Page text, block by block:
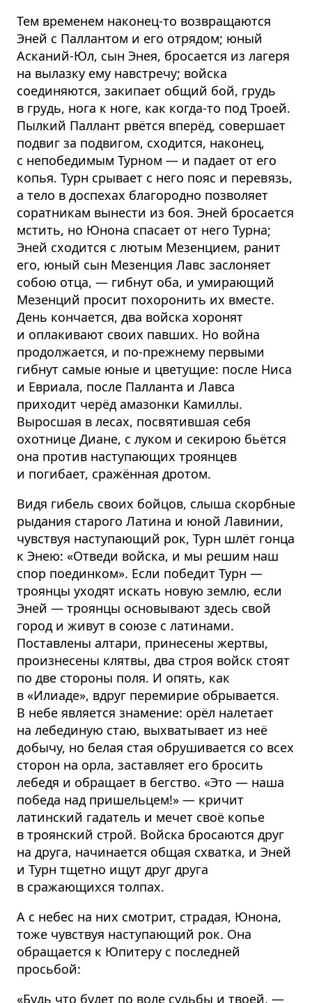
Тем временем наконец-то возвращаются
Эней с Паллантом и его отрядом; юный
Асканий-Юл, сын Энея, бросается из лагеря
на вылазку ему навстречу; войска
соединяются, закипает общий бой, грудь
в грудь, нога к ноге, как когда-то под Троей.
Пылкий Паллант рвётся вперёд, совершает
подвиг за подвигом, сходится, наконец,
с непобедимым Турном — и падает от его
копья. Турн срывает с него пояс и перевязь,
а тело в доспехах благородно позволяет
соратникам вынести из боя. Эней бросается
мстить, но Юнона спасает от него Турна;
Эней сходится с лютым Мезенцием, ранит
его, юный сын Мезенция Лавс заслоняет
собою отца, — гибнут оба, и умирающий
Мезенций просит похоронить их вместе.
День кончается, два войска хоронят
и оплакивают своих павших. Но война
продолжается, и по-прежнему первыми
гибнут самые юные и цветущие: после Ниса
и Евриала, после Палланта и Лавса
приходит черёд амазонки Камиллы.
Выросшая в лесах, посвятившая себя
охотнице Диане, с луком и секирою бьётся
она против наступающих троянцев
и погибает, сражённая дротом.
Видя гибель своих бойцов, слыша скорбные
рыдания старого Латина и юной Лавинии,
чувствуя наступающий рок, Турн шлёт гонца
к Энею: «Отведи войска, и мы решим наш
спор поединком». Если победит Турн —
троянцы уходят искать новую землю, если
Эней — троянцы основывают здесь свой
город и живут в союзе с латинами.
Поставлены алтари, принесены жертвы,
произнесены клятвы, два строя войск стоят
по две стороны поля. И опять, как
в «Илиаде», вдруг перемирие обрывается.
В небе является знамение: орёл налетает
на лебединую стаю, выхватывает из неё
добычу, но белая стая обрушивается со всех
сторон на орла, заставляет его бросить
лебедя и обращает в бегство. «Это — наша
победа над пришельцем!» — кричит
латинский гадатель и мечет своё копье
в троянский строй. Войска бросаются друг
на друга, начинается общая схватка, и Эней
и Турн тщетно ищут друг друга
в сражающихся толпах.
А с небес на них смотрит, страдая, Юнона,
тоже чувствуя наступающий рок. Она
обращается к Юпитеру с последней
просьбой:
«Будь что будет по воле судьбы и твоей, —